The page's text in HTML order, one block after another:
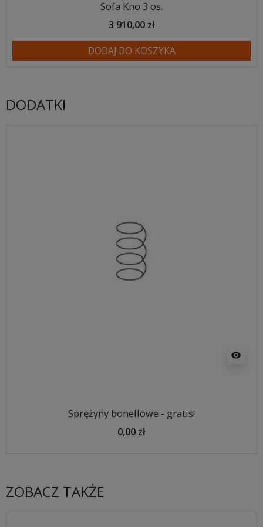
Sofa Kno 3 os.
3 910,00 zł
DODAJ DO KOSZYKA
DODATKI
visibility
Sprężyny bonellowe - gratis!
0,00 zł
ZOBACZ TAKŻE